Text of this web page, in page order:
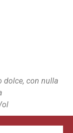
dolce, con nulla